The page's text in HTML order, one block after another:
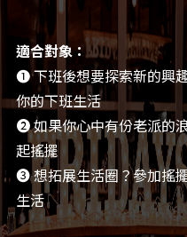
適合對象：
➊ 下班後想要探索新的興
你的下班生活
➋ 如果你心中有份老派的
起搖擺
➌ 想拓展生活圈？參加搖
生活